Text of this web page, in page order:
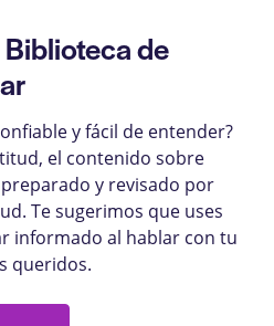
de
y fácil de entender?
el contenido sobre
y revisado por
Te sugerimos que uses
informado al hablar con tu
queridos.